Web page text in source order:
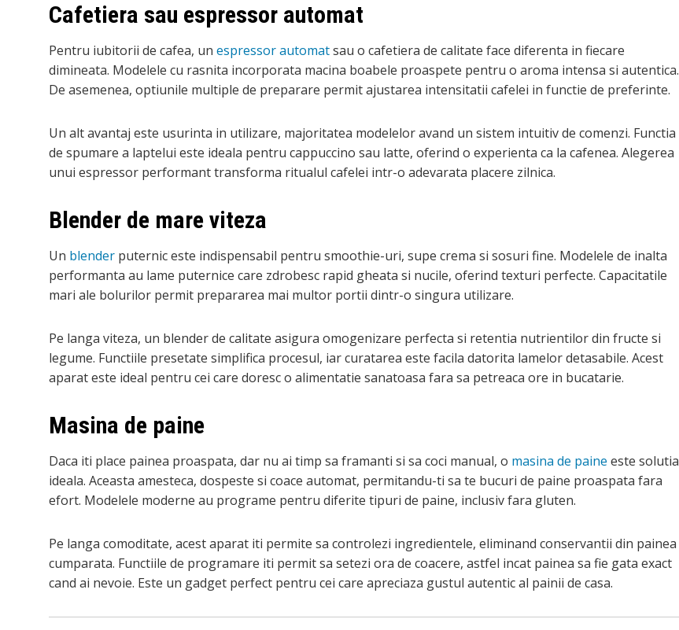
Cafetiera sau espressor automat
Pentru iubitorii de cafea, un espressor automatsau o cafetiera de calitate face diferenta in fiecare
dimineata. Modelele cu rasnita incorporata macina boabele proaspete pentru o aroma intensa si autentica.
De asemenea, optiunile multiple de preparare permit ajustarea intensitatii cafelei in functie de preferinte.
Un alt avantaj este usurinta in utilizare, majoritatea modelelor avand un sistem intuitiv de comenzi. Functia
de spumare a laptelui este ideala pentru cappuccino sau latte, oferind o experienta ca la cafenea. Alegerea
unui espressor performant transforma ritualul cafelei intr-o adevarata placere zilnica.
Blender de mare viteza
Un blender puternic este indispensabil pentru smoothie-uri, supe crema si sosuri fine. Modelele de inalta
performanta au lame puternice care zdrobesc rapid gheata si nucile, oferind texturi perfecte. Capacitatile
mari ale bolurilor permit prepararea mai multor portii dintr-o singura utilizare.
Pe langa viteza, un blender de calitate asigura omogenizare perfecta si retentia nutrientilor din fructe si
legume. Functiile presetate simplifica procesul, iar curatarea este facila datorita lamelor detasabile. Acest
aparat este ideal pentru cei care doresc o alimentatie sanatoasa fara sa petreaca ore in bucatarie.
Masina de paine
Daca iti place painea proaspata, dar nu ai timp sa framanti si sa coci manual, o masina de paine este solutia
ideala. Aceasta amesteca, dospeste si coace automat, permitandu-ti sa te bucuri de paine proaspata fara
efort. Modelele moderne au programe pentru diferite tipuri de paine, inclusiv fara gluten.
Pe langa comoditate, acest aparat iti permite sa controlezi ingredientele, eliminand conservantii din painea
cumparata. Functiile de programare iti permit sa setezi ora de coacere, astfel incat painea sa fie gata exact
cand ai nevoie. Este un gadget perfect pentru cei care apreciaza gustul autentic al painii de casa.